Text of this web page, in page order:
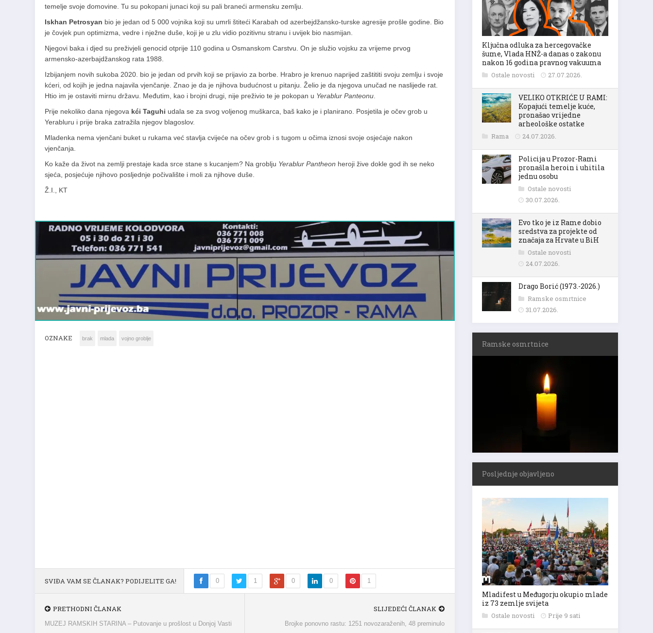
temelje svoje domovine. Tu su pokopani junaci koji su pali braneći armensku zemlju.
Iskhan Petrosyan bio je jedan od 5 000 vojnika koji su umrli štiteći Karabah od azerbejdžansko-turske agresije prošle godine. Bio
je čovjek pun optimizma, vedre i nježne duše, koji je u zlu vidio pozitivnu stranu i uvijek bio nasmijan.
Njegovi baka i djed su preživjeli genocid otprije 110 godina u Osmanskom Carstvu. On je služio vojsku za vrijeme prvog
armensko-azerbajdžanskog rata 1988.
Izbijanjem novih sukoba 2020. bio je jedan od prvih koji se prijavio za borbe. Hrabro je krenuo naprijed zaštititi svoju zemlju i svoje
kćeri, od kojih je jedna najavila vjenčanje. Znao je da je njihova budućnost u pitanju. Želio je da njegova unučad ne naslijede rat.
Htio im je ostaviti mirnu državu. Međutim, kao i brojni drugi, nije preživio te je pokopan u Yerablur Panteonu
Prije nekoliko dana njegova kći Taguhi udala se za svog voljenog muškarca, baš kako je i planirano. Posjetila je očev grob u
Yerabluru i prije braka zatražila njegov blagoslov.
Mladenka nema vjenčani buket u rukama već stavlja cvijeće na očev grob i s tugom u očima iznosi svoje osjećaje nakon
vjenčanja.
Ko kaže da život na zemlji prestaje kada srce stane s kucanjem? Na groblju Yerablur Pantheon heroji žive dokle god ih se neko
sjeća, posjećuje njihovo posljednje počivalište i moli za njihove duše.
Ž.I., KT
SVIĐA VAM SE ČLANAK? PODIJELITE GA! 0 1 0 0 1
PRETHODNI ČLANAK SLIJEDEĆI ČLANAK
Ključna odluka za hercegovačke
šume, Vlada HNŽ-a danas o zakonu
nakon 16 godina pravnog vakuuma
Ostale novosti 27.07.2026.
VELIKO OTKRIĆE U RAMI:
Kopajući temelje kuće,
pronašao vrijedne
arheološke ostatke
Rama 24.07.2026.
Policija u Prozor-Rami
pronašla heroin i uhitila
jednu osobu
Ostale novosti
30.07.2026.
Evo tko je iz Rame dobio
sredstva za projekte od
značaja za Hrvate u BiH
Ostale novosti
24.07.2026.
Drago Borić (1973.-2026.)
Ramske osmrtnice
31.07.2026.
Ramske osmrtnice
Posljednje objavljeno
Mladifest u Međugorju okupio mlade
iz 73 zemlje svijeta
Ostale novosti Prije 9 sati